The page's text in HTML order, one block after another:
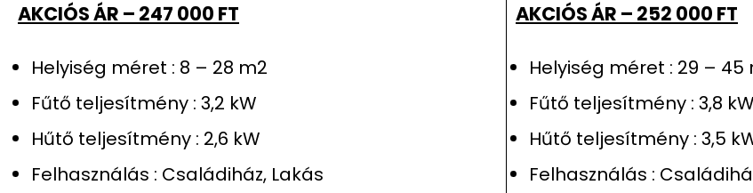
AKCIÓS ÁR – 247 000 FT
Helyiség méret : 8 – 28 m2
Fűtő teljesítmény : 3,2 kW
Hűtő teljesítmény : 2,6 kW
Felhasználás : Családiház, Lakás
AKCIÓS ÁR – 252 000 FT
Helyiség méret : 29 – 45
Fűtő teljesítmény : 3,8 kW
Hűtő teljesítmény : 3,5
Felhasználás :